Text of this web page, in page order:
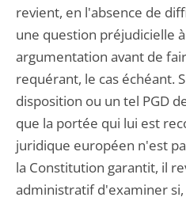
revient, en l'absence de
une question préjudicielle
argumentation avant de
requérant, le cas échéant.
disposition ou un tel PGD
que la portée qui lui est
juridique européen n'est
la Constitution garantit, il
administratif d'examiner